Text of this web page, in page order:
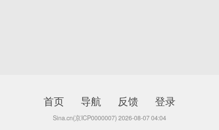
首页 导航 反馈 登录
Sina.cn(京ICP0000007) 2026-08-07 04:04